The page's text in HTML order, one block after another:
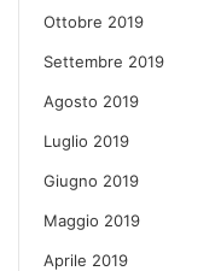
Ottobre 2019
Settembre 2019
Agosto 2019
Luglio 2019
Giugno 2019
Maggio 2019
Aprile 2019